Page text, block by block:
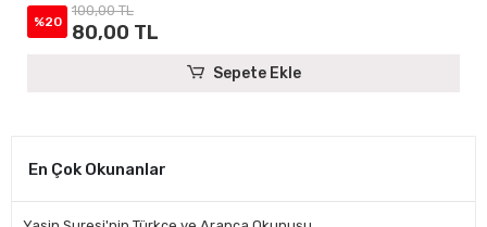
%20
100,00 TL
80,00 TL
Sepete Ekle
En Çok Okunanlar